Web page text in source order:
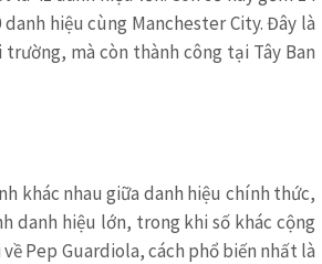
hiệu cùng Manchester City. Đây là
mà còn thành công tại Tây Ban
khác nhau giữa danh hiệu chính thức,
danh hiệu lớn, trong khi số khác cộng
về Pep Guardiola, cách phổ biến nhất là